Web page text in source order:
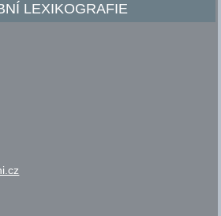
LEXIKOGRAFIE